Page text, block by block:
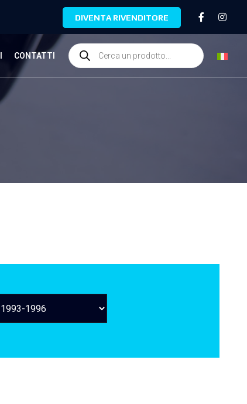
DIVENTA RIVENDITORE
CONTATTI